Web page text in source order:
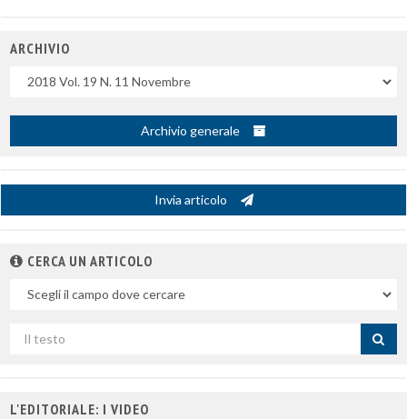
ARCHIVIO
Uscite
Archivio generale
Invia articolo
CERCA UN ARTICOLO
Nel
Cerca
L'EDITORIALE: I VIDEO